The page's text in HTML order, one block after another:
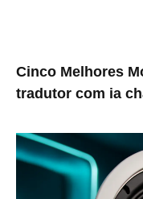
Cinco Melhores
tradutor com ia